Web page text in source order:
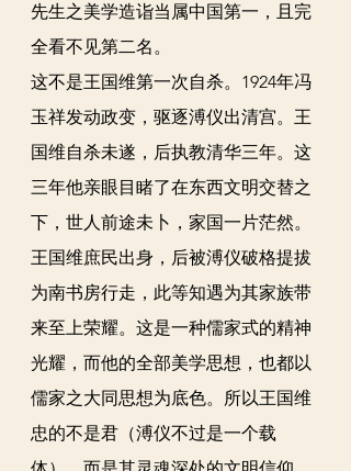
先生之美学造诣当属中国第一，且完
全看不见第二名。
这不是王国维第一次自杀。1924年冯
玉祥发动政变，驱逐溥仪出清宫。王
国维自杀未遂，后执教清华三年。这
三年他亲眼目睹了在东西文明交替之
下，世人前途未卜，家国一片茫然。
王国维庶民出身，后被溥仪破格提拔
为南书房行走，此等知遇为其家族带
来至上荣耀。这是一种儒家式的精神
光耀，而他的全部美学思想，也都以
儒家之大同思想为底色。所以王国维
忠的不是君（溥仪不过是一个载